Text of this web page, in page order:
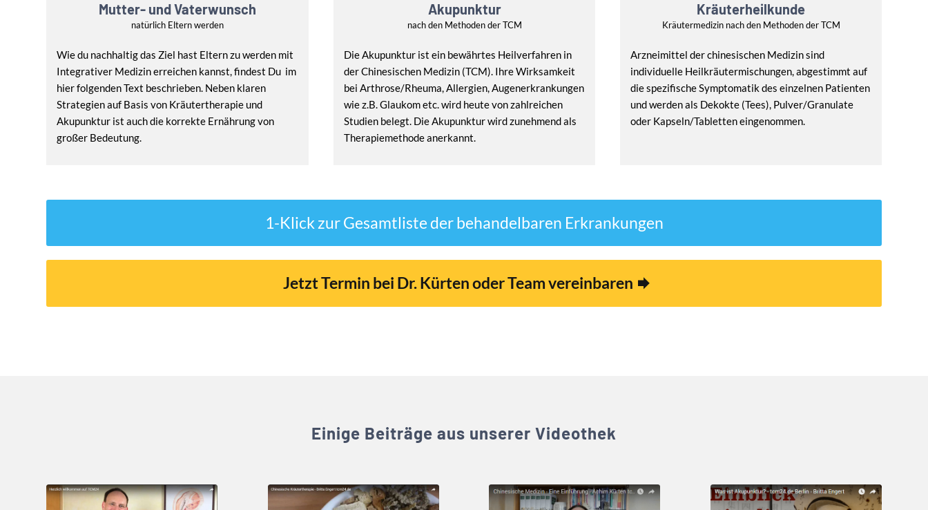
Mutter- und Vaterwunsch
natürlich Eltern werden
Wie du nachhaltig das Ziel hast Eltern zu werden mit
Integrativer Medizin erreichen kannst, findest Du im
hier folgenden Text beschrieben. Neben klaren
Strategien auf Basis von Kräutertherapie und
Akupunktur ist auch die korrekte Ernährung von
großer Bedeutung.
Akupunktur
nach den Methoden der TCM
Die Akupunktur ist ein bewährtes Heilverfahren in
der Chinesischen Medizin (TCM). Ihre Wirksamkeit
bei Arthrose/Rheuma, Allergien, Augenerkrankungen
wie z.B. Glaukom etc. wird heute von zahlreichen
Studien belegt. Die Akupunktur wird zunehmend als
Therapiemethode anerkannt.
Kräuterheilkunde
Kräutermedizin nach den Methoden der TCM
Arzneimittel der chinesischen Medizin sind
individuelle Heilkräutermischungen, abgestimmt auf
die spezifische Symptomatik des einzelnen Patienten
und werden als Dekokte (Tees), Pulver/Granulate
oder Kapseln/Tabletten eingenommen.
1-Klick zur Gesamtliste der behandelbaren Erkrankungen
Jetzt Termin bei Dr. Kürten oder Team vereinbaren
Einige Beiträge aus unserer Videothek